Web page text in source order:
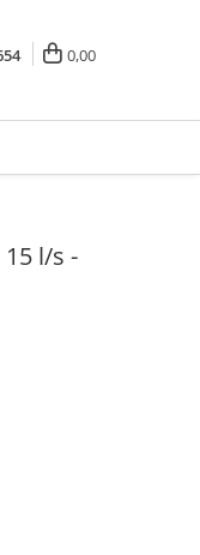
0,00
l/s -